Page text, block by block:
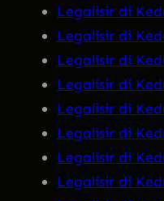
Legalisir di
Legalisir di
Legalisir di
Legalisir di
Legalisir di
Legalisir di
Legalisir di
Legalisir di